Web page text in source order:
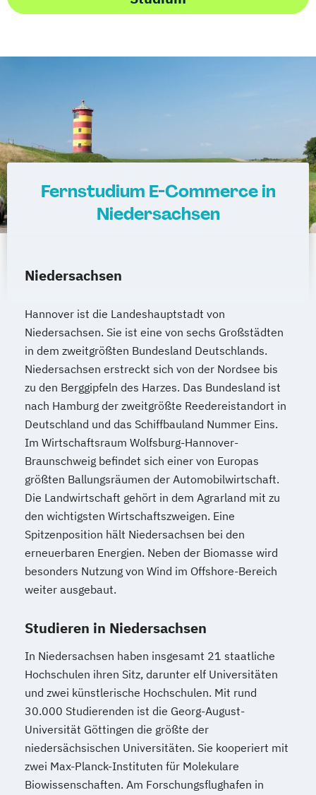
Fernstudium E-Commerce in
Niedersachsen
Niedersachsen
Hannover ist die Landeshauptstadt von
Niedersachsen. Sie ist eine von sechs Großstädten
in dem zweitgrößten Bundesland Deutschlands.
Niedersachsen erstreckt sich von der Nordsee bis
zu den Berggipfeln des Harzes. Das Bundesland ist
nach Hamburg der zweitgrößte Reedereistandort in
Deutschland und das Schiffbauland Nummer Eins.
Im Wirtschaftsraum Wolfsburg-Hannover-
Braunschweig befindet sich einer von Europas
größten Ballungsräumen der Automobilwirtschaft.
Die Landwirtschaft gehört in dem Agrarland mit zu
den wichtigsten Wirtschaftszweigen. Eine
Spitzenposition hält Niedersachsen bei den
erneuerbaren Energien. Neben der Biomasse wird
besonders Nutzung von Wind im Offshore-Bereich
weiter ausgebaut.
Studieren in Niedersachsen
In Niedersachsen haben insgesamt 21 staatliche
Hochschulen ihren Sitz, darunter elf Universitäten
und zwei künstlerische Hochschulen. Mit rund
30.000 Studierenden ist die Georg-August-
Universität Göttingen die größte der
niedersächsischen Universitäten. Sie kooperiert mit
zwei Max-Planck-Instituten für Molekulare
Biowissenschaften. Am Forschungsflughafen in